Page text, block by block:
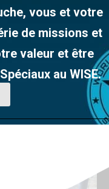
vous et votre
de missions et
valeur et être
au WISE.